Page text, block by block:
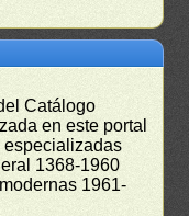
Catálogo
en este portal
especializadas
1368-1960
1961-